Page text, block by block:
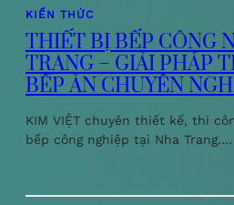
KIẾN THỨC
THIẾT BỊ BẾP CÔNG
TRANG – GIẢI PHÁP
BẾP ĂN CHUYÊN
KIM VIỆT chuyên thiết kế, thi
bếp công nghiệp tại Nha Trang.…